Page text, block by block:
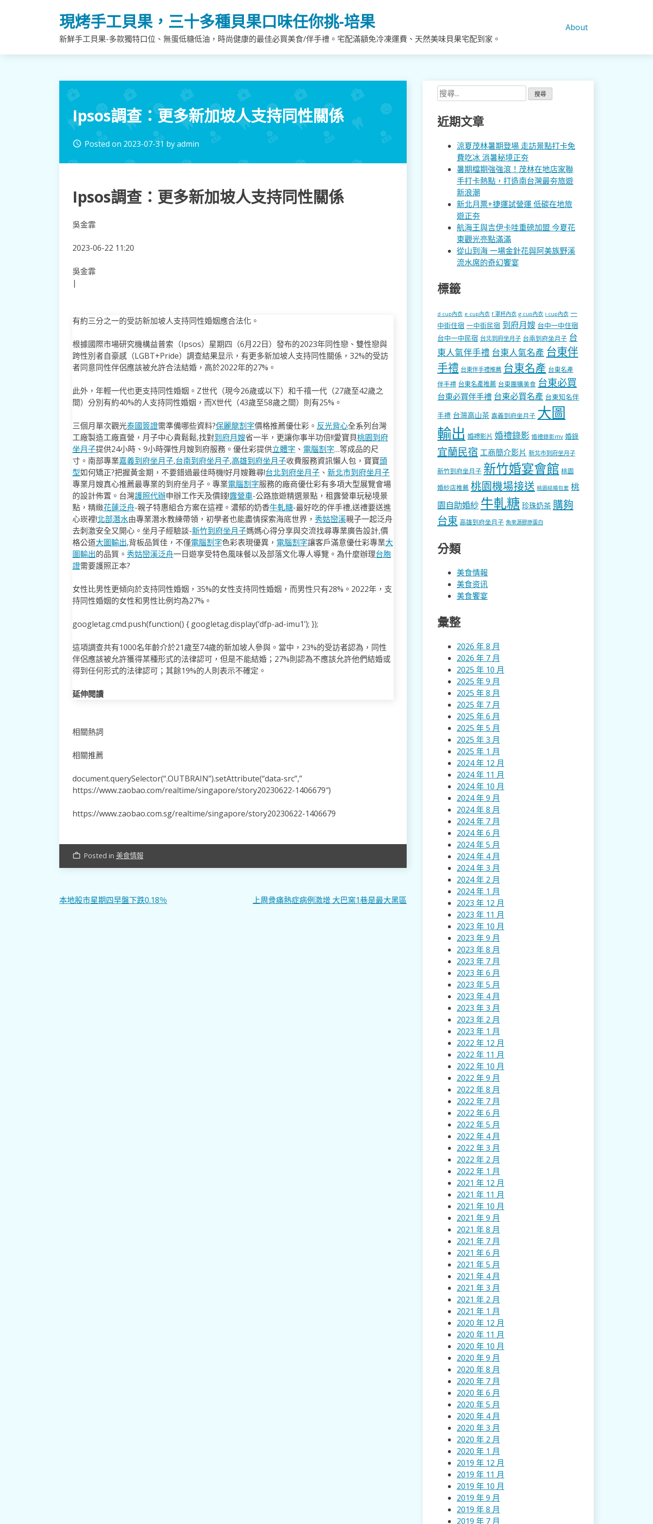
現烤手工貝果，三十多種貝果口味任你挑-培果
新鮮手工貝果-多款獨特口位、無蛋低糖低油，時尚健康的最佳必買美食/伴手禮。宅配滿額免冷凍運費、天然美味貝果宅配到家。
About
Ipsos調查：更多新加坡人支持同性關係
access_time Posted on 2023-07-31 byadmin
Ipsos調查：更多新加坡人支持同性關係
吳金霏
2023-06-22 11:20
吳金霏
|
有約三分之一的受訪新加坡人支持同性婚姻應合法化。
根據國際市場研究機構益普索（Ipsos）星期四（6月22日）發布的2023年同性戀、雙性戀與
跨性別者自豪感（LGBT+Pride）調查結果显示，有更多新加坡人支持同性關係，32%的受訪
者同意同性伴侶應該被允許合法結婚，高於2022年的27%。
此外，年輕一代也更支持同性婚姻。Z世代（現今26歲或以下）和千禧一代（27歲至42歲之
間）分別有約40%的人支持同性婚姻，而X世代（43歲至58歲之間）則有25%。
三個月單次觀光泰國簽證需準備哪些資料?保麗龍割字價格推薦優仕彩。 反光背心全系列台灣
工廠製造工廠直營，月子中心貴鬆鬆,找對到府月嫂省一半，更讓你事半功倍!!愛寶貝桃園到府
坐月子提供24小時、9小時彈性月嫂到府服務。優仕彩提供立體字 、 電腦割字…等成品的尺
寸。南部專業嘉義到府坐月子,台南到府坐月子,高雄到府坐月子收費服務資訊懶人包，寶寶頭
型如何矯正?把握黃金期，不要錯過最佳時機!好月嫂難尋!台北到府坐月子、 新北市到府坐月子
專業月嫂真心推薦最專業的到府坐月子。專業電腦割字服務的廠商優仕彩有多項大型展覽會場
的設計佈置。台灣護照代辦申辦工作天及價錢!露營車-公路旅遊精選景點，租露營車玩秘境景
點，精緻花蓮泛舟-親子特惠組合方案在這裡。濃郁的奶香牛軋糖-最好吃的伴手禮,送禮要送進
心崁裡!北部潛水由專業潛水教練帶領，初學者也能盡情探索海底世界， 秀姑巒溪親子一起泛舟
去​刺激安全又開心。坐月子經驗談-新竹到府坐月子媽媽心得分享與交流找尋專業廣告設計,價
格公道大圖輸出,背板品質佳，不僅電腦割字色彩表現優異， 電腦割字讓客戶滿意優仕彩專業大
圖輸出的品質。 秀姑巒溪泛舟一日遊享受特色風味餐以及部落文化專人導覽。為什麼辦理台胞
證需要護照正本?
女性比男性更傾向於支持同性婚姻，35%的女性支持同性婚姻，而男性只有28%。2022年，支
持同性婚姻的女性和男性比例均為27%。
googletag.cmd.push(function() { googletag.display(‘dfp-ad-imu1’); });
這項調查共有1000名年齡介於21歲至74歲的新加坡人參與。當中，23%的受訪者認為，同性
伴侶應該被允許獲得某種形式的法律認可，但是不能結婚；27%則認為不應該允許他們結婚或
得到任何形式的法律認可；其餘19%的人則表示不確定。
延伸閱讀
相關熱詞
相關推薦
document.querySelector(“.OUTBRAIN”).setAttribute(“data-src”,”
https://www.zaobao.com/realtime/singapore/story20230622-1406679″)
https://www.zaobao.com.sg/realtime/singapore/story20230622-1406679
work_outline Posted in 美食情報
文
本地股市星期四早盤下跌0.18％ 上周骨痛熱症病例激增 大巴窯1巷是最大黑區
搜
尋
關
鍵
近期文章
涼夏茂林暑期登場 走訪景點打卡免
費吃冰 消暑秘境正夯
暑期檔期強強滾！茂林在地店家聯
手打卡熱點，打造南台灣最夯旅遊
新浪潮
新北月票+捷運試營運 低碳在地旅
遊正夯
航海王與吉伊卡哇重磅加盟 今夏花
東觀光亮點滿滿
從山到海 一場金針花與阿美族野溪
流水席的奇幻饗宴
標籤
d cup內衣 e cup內衣 f 罩杯內衣 g cup內衣 i cup內衣 一
中街住宿 一中街民宿 到府月嫂 台中一中住宿
台中一中民宿 台北到府坐月子 台南到府坐月子 台
東人氣伴手禮 台東人氣名產 台東伴
手禮 台東伴手禮推薦 台東名產 台東名產
伴手禮 台東名產推薦 台東團購美食 台東必買
台東必買伴手禮 台東必買名產 台東知名伴
手禮 台灣高山茶 嘉義到府坐月子 大圖
輸出 婚禮影片 婚禮錄影 婚禮錄影mv 婚錄
宜蘭民宿 工商簡介影片 新北市到府坐月子
新竹到府坐月子 新竹婚宴會館 桃園
婚紗店推薦 桃園機場接送 桃園結婚包套 桃
園自助婚紗 牛軋糖 珍珠奶茶 購夠
台東 高雄到府坐月子 魚來源膠原蛋白
分類
美食情報
美食资讯
美食饗宴
彙整
2026 年 8 月
2026 年 7 月
2025 年 10 月
2025 年 9 月
2025 年 8 月
2025 年 7 月
2025 年 6 月
2025 年 5 月
2025 年 3 月
2025 年 1 月
2024 年 12 月
2024 年 11 月
2024 年 10 月
2024 年 9 月
2024 年 8 月
2024 年 7 月
2024 年 6 月
2024 年 5 月
2024 年 4 月
2024 年 3 月
2024 年 2 月
2024 年 1 月
2023 年 12 月
2023 年 11 月
2023 年 10 月
2023 年 9 月
2023 年 8 月
2023 年 7 月
2023 年 6 月
2023 年 5 月
2023 年 4 月
2023 年 3 月
2023 年 2 月
2023 年 1 月
2022 年 12 月
2022 年 11 月
2022 年 10 月
2022 年 9 月
2022 年 8 月
2022 年 7 月
2022 年 6 月
2022 年 5 月
2022 年 4 月
2022 年 3 月
2022 年 2 月
2022 年 1 月
2021 年 12 月
2021 年 11 月
2021 年 10 月
2021 年 9 月
2021 年 8 月
2021 年 7 月
2021 年 6 月
2021 年 5 月
2021 年 4 月
2021 年 3 月
2021 年 2 月
2021 年 1 月
2020 年 12 月
2020 年 11 月
2020 年 10 月
2020 年 9 月
2020 年 8 月
2020 年 7 月
2020 年 6 月
2020 年 5 月
2020 年 4 月
2020 年 3 月
2020 年 2 月
2020 年 1 月
2019 年 12 月
2019 年 11 月
2019 年 10 月
2019 年 9 月
2019 年 8 月
2019 年 7 月